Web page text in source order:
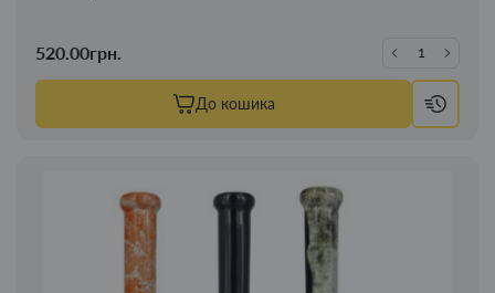
520.00грн.
До кошика